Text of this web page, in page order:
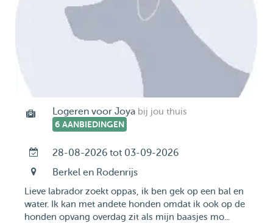
Logeren voor Joya bij jou thuis
6 AANBIEDINGEN
28-08-2026 tot 03-09-2026
Berkel en Rodenrijs
Lieve labrador zoekt oppas, ik ben gek op een bal en
water. Ik kan met andete honden omdat ik ook op de
honden opvang overdag zit als mijn baasjes mo...